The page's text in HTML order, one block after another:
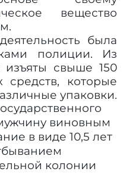
вещество
была
полиции. Из
изъяты свыше 150
средств, которые
упаковки.
виновным
в виде 10,5 лет
колонии